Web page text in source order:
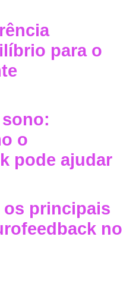
para o
o
pode ajudar
os principais
no